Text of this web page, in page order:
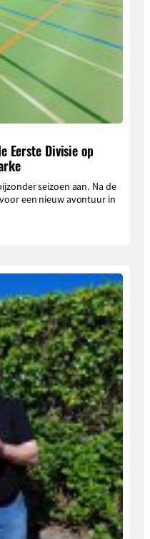
Eerste Divisie op
seizoen aan. Na de
een nieuw avontuur in